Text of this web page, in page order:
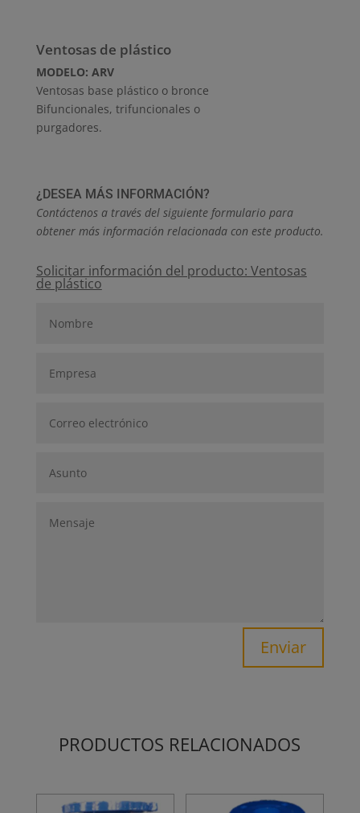
Ventosas de plástico
MODELO: ARV
Ventosas base plástico o bronce
Bifuncionales, trifuncionales o
purgadores.
¿DESEA MÁS INFORMACIÓN?
Contáctenos a través del siguiente formulario para
obtener más información relacionada con este producto.
Solicitar información del producto: Ventosas
de plástico
Enviar
PRODUCTOS RELACIONADOS